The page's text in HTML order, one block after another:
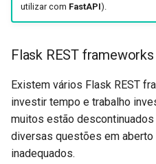
utilizar com FastAPI).
Flask REST frameworks
Existem vários Flask REST
investir tempo e trabalho
muitos estão descontinuados
diversas questões em aberto
inadequados.